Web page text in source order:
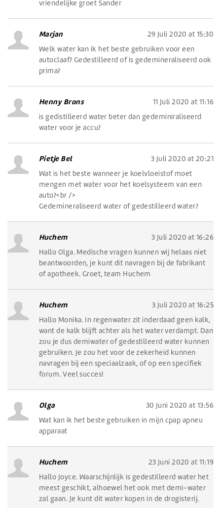
vriendelijke groet Sander
Marjan
29 Juli 2020 at 15:30
Welk water kan ik het beste gebruiken voor een
autoclaaf? Gedestilleerd of is gedemineraliseerd ook
prima?
Henny Brons
11 Juli 2020 at 11:16
is gedistilleerd water beter dan gedeminiraliseerd
water voor je accu?
Pietje Bel
3 Juli 2020 at 20:21
Wat is het beste wanneer je koelvloeistof moet
mengen met water voor het koelsysteem van een
auto?<br />
Gedemineraliseerd water of gedestilleerd water?
Huchem
3 Juli 2020 at 16:26
Hallo Olga. Medische vragen kunnen wij helaas niet
beantwoorden, je kunt dit navragen bij de fabrikant
of apotheek. Groet, team Huchem
Huchem
3 Juli 2020 at 16:25
Hallo Monika. In regenwater zit inderdaad geen kalk,
want de kalk blijft achter als het water verdampt. Dan
zou je dus demiwater of gedestilleerd water kunnen
gebruiken. Je zou het voor de zekerheid kunnen
navragen bij een speciaalzaak, of op een specifiek
forum. Veel succes!
Olga
30 Juni 2020 at 13:56
Wat kan ik het beste gebruiken in mijn cpap apneu
apparaat
Huchem
23 Juni 2020 at 11:19
Hallo Joyce. Waarschijnlijk is gedestilleerd water het
meest geschikt, alhoewel het ook met demi-water
zal gaan. Je kunt dit water kopen in de drogisterij.